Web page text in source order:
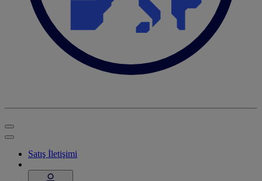
Satış İletişimi